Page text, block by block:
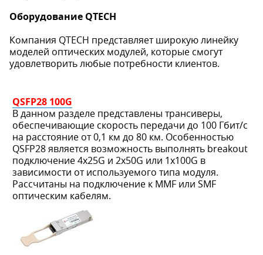
Оборудование QTECH
Компания QTECH представляет широкую линейку
моделей оптических модулей, которые смогут
удовлетворить любые потребности клиентов.
QSFP28 100G
В данном разделе представлены трансиверы,
обеспечивающие скорость передачи до 100 Гбит/с
на расстояние от 0,1 км до 80 км. Особенностью
QSFP28 является возможность выполнять breakout
подключение 4x25G и 2x50G или 1x100G в
зависимости от используемого типа модуля.
Рассчитаны на подключение к MMF или SMF
оптическим кабелям.